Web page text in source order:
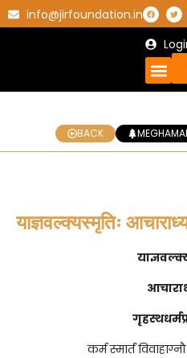
info@jirfoundation.in
BACK
याज्ञवल्क्यस्मृतिः
कर्म स्मार्तं